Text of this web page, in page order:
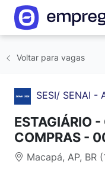
Voltar para vagas
SESI/ SENAI -
ESTAGIÁRIO
COMPRAS -
Macapá, AP, BR